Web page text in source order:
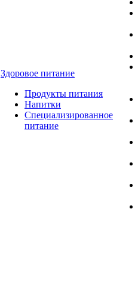
Здоровое питание
Продукты питания
Напитки
Специализированное
питание